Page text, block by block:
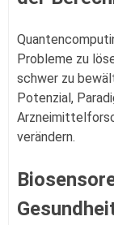
Probleme zu
schwer zu
Potenzial,
verändern.